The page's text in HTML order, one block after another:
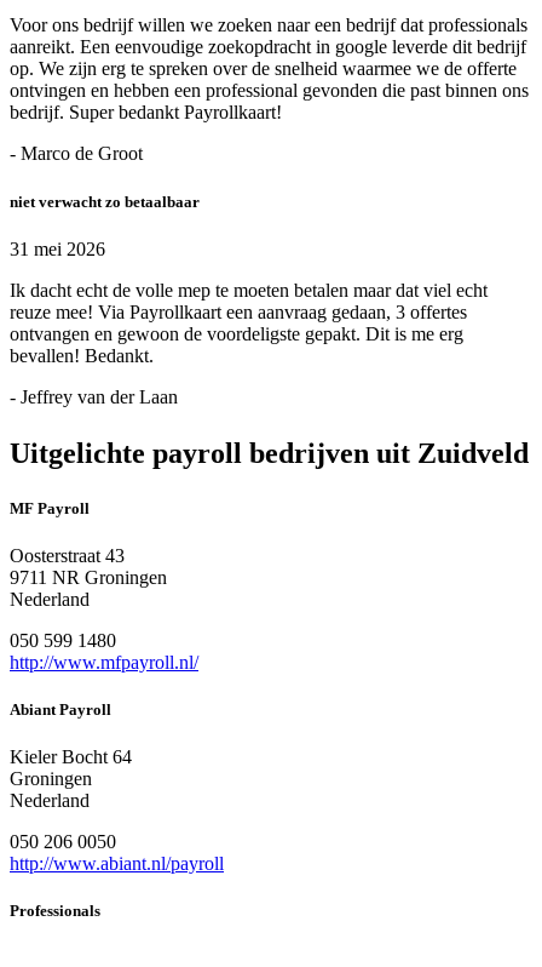
Voor ons bedrijf willen we zoeken naar een bedrijf dat professionals
aanreikt. Een eenvoudige zoekopdracht in google leverde dit bedrijf
op. We zijn erg te spreken over de snelheid waarmee we de offerte
ontvingen en hebben een professional gevonden die past binnen ons
bedrijf. Super bedankt Payrollkaart!
- Marco de Groot
niet verwacht zo betaalbaar
31 mei 2026
Ik dacht echt de volle mep te moeten betalen maar dat viel echt
reuze mee! Via Payrollkaart een aanvraag gedaan, 3 offertes
ontvangen en gewoon de voordeligste gepakt. Dit is me erg
bevallen! Bedankt.
- Jeffrey van der Laan
Uitgelichte payroll bedrijven uit Zuidveld
MF Payroll
Oosterstraat 43
9711 NR Groningen
Nederland
050 599 1480
http://www.mfpayroll.nl/
Abiant Payroll
Kieler Bocht 64
Groningen
Nederland
050 206 0050
http://www.abiant.nl/payroll
Professionals